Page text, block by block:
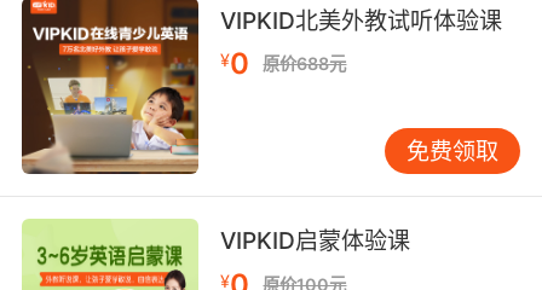
对Verb Conjugation（动词变位）的掌握速度提
升3倍。VIPKID在语法训练模块中，将Present
Perfect Tense与时间沙漏动态效果绑定，通过粒
子消散速度直观呈现动作持续性。 三、跨文化适
配策略 文化负载词的处理考验开发者的双语敏感
度。牛津大学比较文学系研究发现，直接翻译
Mana（波利尼西亚语生命能量）等词汇会导致
30%的玩家理解障碍。VIPKID采用核心词+注释
模式，在魔法类游戏中保留Rune（符文）等奇幻
VIPKID北美外教试听体验课
¥0 原价688元
免费领取
VIPKID启蒙体验课
¥ 原价100元